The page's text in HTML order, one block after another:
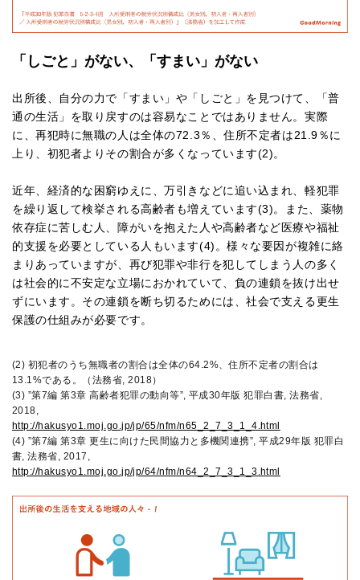
「しごと」がない、「すまい」がない
出所後、自分の力で「すまい」や「しごと」を見つけて、「普
通の生活」を取り戻すのは容易なことではありません。実際
に、再犯時に無職の人は全体の72.3％、住所不定者は21.9％に
上り、初犯者よりその割合が多くなっています(2)。
近年、経済的な困窮ゆえに、万引きなどに追い込まれ、軽犯罪
を繰り返して検挙される高齢者も増えています(3)。また、薬物
依存症に苦しむ人、障がいを抱えた人や高齢者など医療や福祉
的支援を必要としている人もいます(4)。様々な要因が複雑に絡
まりあっていますが、再び犯罪や非行を犯してしまう人の多く
は社会的に不安定な立場におかれていて、負の連鎖を抜け出せ
ずにいます。その連鎖を断ち切るためには、社会で支える更生
保護の仕組みが必要です。
(2) 初犯者のうち無職者の割合は全体の64.2%、住所不定者の割合は
13.1%である。（法務省, 2018）
(3) ”第7編 第3章 高齢者犯罪の動向等”, 平成30年版 犯罪白書, 法務省,
2018,
http://hakusyo1.moj.go.jp/jp/65/nfm/n65_2_7_3_1_4.html
(4) ”第7編 第3章 更生に向けた民間協力と多機関連携”, 平成29年版 犯罪白
書, 法務省, 2017,
http://hakusyo1.moj.go.jp/jp/64/nfm/n64_2_7_3_1_3.html